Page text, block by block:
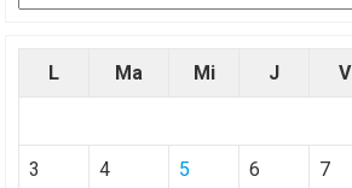
L Ma Mi J V
3 4 5 6 7